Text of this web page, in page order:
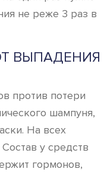
не реже 3 раз в
ВЫПАДЕНИЯ
против потери
шампуня,
На всех
у средств
гормонов,